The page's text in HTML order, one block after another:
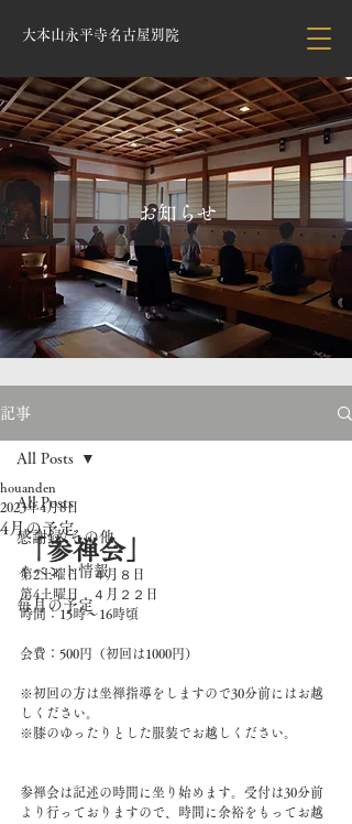
大本山永平寺名古屋別院
お知らせ
記事
All Posts
感謝録/その他
イベント情報
毎月の予定
All Posts
4月の予定
houanden
2023年4月8日
「参禅会」
第2土曜日　４月８日
第4土曜日　４月２２日
時間：15時～16時頃
会費：500円（初回は1000円）
※初回の方は坐禅指導をしますので30分前にはお越
しください。
※膝のゆったりとした服装でお越しください。
参禅会は記述の時間に坐り始めます。受付は30分前
より行っておりますので、時間に余裕をもってお越